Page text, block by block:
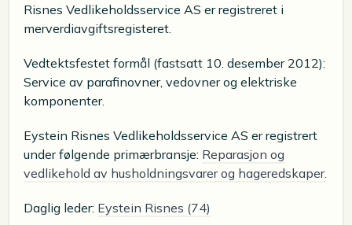
Risnes Vedlikeholdsservice AS er registreret i
merverdiavgiftsregisteret.
Vedtektsfestet formål (fastsatt 10. desember 2012):
Service av parafinovner, vedovner og elektriske
komponenter.
Eystein Risnes Vedlikeholdsservice AS er registrert
under følgende primærbransje: Reparasjon og
vedlikehold av husholdningsvarer og hageredskaper.
Daglig leder: Eystein Risnes (74)